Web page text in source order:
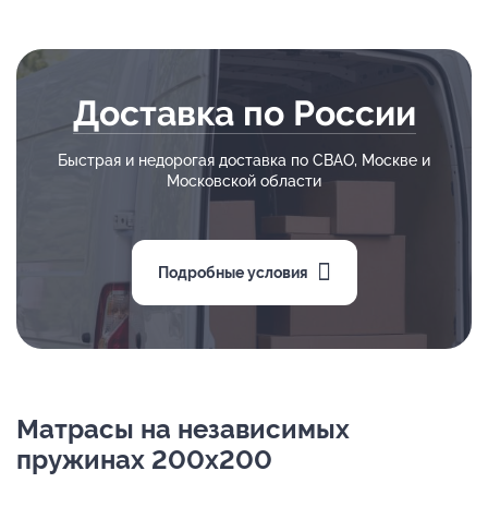
Доставка по России
Быстрая и недорогая доставка по СВАО, Москве и
Московской области
Подробные условия
Матрасы на независимых
пружинах 200х200